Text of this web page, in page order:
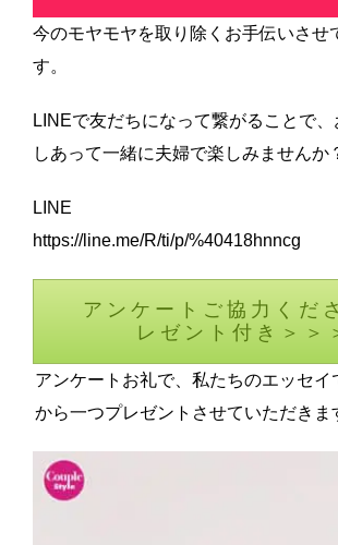
今のモヤモヤを取り除くお手伝いさせ
す。
LINEで友だちになって繋がることで
しあって一緒に夫婦で楽しみませんか
LINE
https://line.me/R/ti/p/%40418hnncg
アンケートご協力くだ
レゼント付き＞＞
アンケートお礼で、私たちのエッセイ
から一つプレゼントさせていただきま